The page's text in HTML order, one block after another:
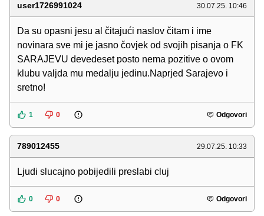
user1726991024 30.07.25. 10:46
Da su opasni jesu al čitajući naslov čitam i ime
novinara sve mi je jasno čovjek od svojih pisanja o FK
SARAJEVU devedeset posto nema pozitive o ovom
klubu valjda mu medalju jedinu.Naprjed Sarajevo i
sretno!
1 0 Odgovori
789012455 29.07.25. 10:33
Ljudi slucajno pobijedili preslabi cluj
0 0 Odgovori